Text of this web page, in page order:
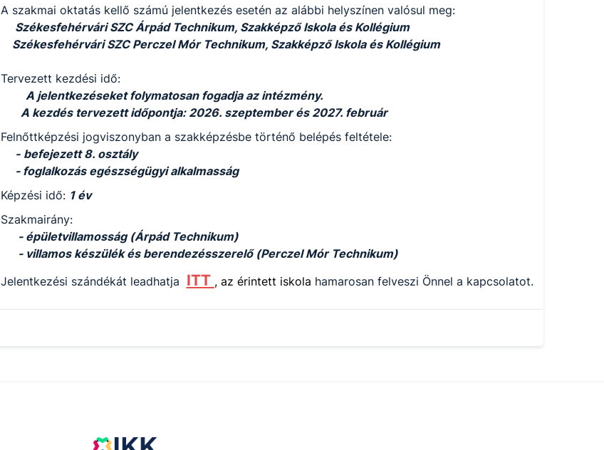
A szakmai oktatás kellő számú jelentkezés esetén az alábbi helyszínen valósul meg:
Székesfehérvári SZC Árpád Technikum, Szakképző Iskola és Kollégium
Székesfehérvári SZC Perczel Mór Technikum, Szakképző Iskola és Kollégium
Tervezett kezdési idő:
A jelentkezéseket folymatosan fogadja az intézmény.
A kezdés tervezett időpontja: 2026. szeptember és 2027. február
Felnőttképzési jogviszonyban a szakképzésbe történő belépés feltétele:
- befejezett 8. osztály
- foglalkozás egészségügyi alkalmasság
Képzési idő: 1 év
Szakmairány:
- épületvillamosság (Árpád Technikum)
- villamos készülék és berendezésszerelő (Perczel Mór Technikum)
Jelentkezési szándékát leadhatja ITT , az érintett iskola hamarosan felveszi Önnel a kapcsolatot.